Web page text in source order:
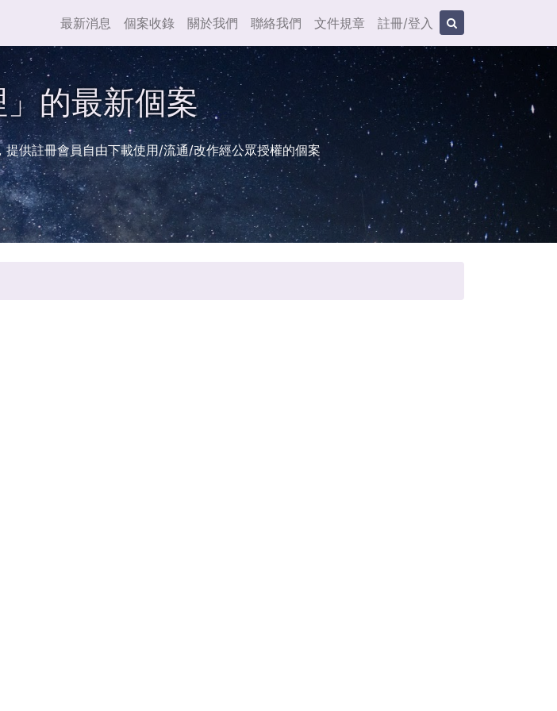
最新消息 個案收錄 關於我們 聯絡我們 文件規章 註冊/登入
的最新個案
供註冊會員自由下載使用/流通/改作經公眾授權的個案